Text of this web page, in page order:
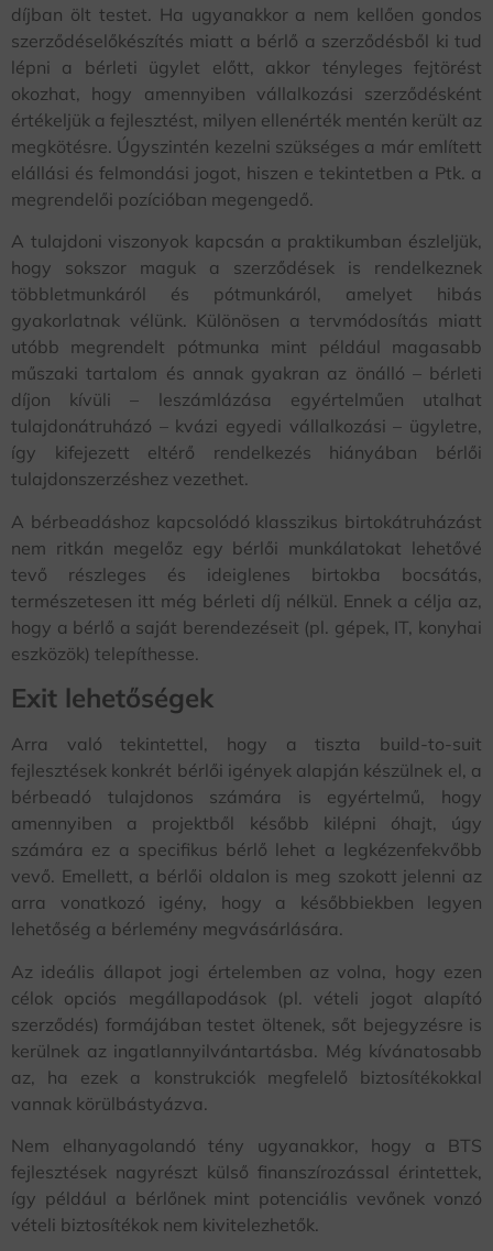
díjban ölt testet. Ha ugyanakkor a nem kellően gondos
szerződéselőkészítés miatt a bérlő a szerződésből ki tud
lépni a bérleti ügylet előtt, akkor tényleges fejtörést
okozhat, hogy amennyiben vállalkozási szerződésként
értékeljük a fejlesztést, milyen ellenérték mentén került az
megkötésre. Úgyszintén kezelni szükséges a már említett
elállási és felmondási jogot, hiszen e tekintetben a Ptk. a
megrendelői pozícióban megengedő.
A tulajdoni viszonyok kapcsán a praktikumban észleljük,
hogy sokszor maguk a szerződések is rendelkeznek
többletmunkáról és pótmunkáról, amelyet hibás
gyakorlatnak vélünk. Különösen a tervmódosítás miatt
utóbb megrendelt pótmunka mint például magasabb
műszaki tartalom és annak gyakran az önálló – bérleti
díjon kívüli – leszámlázása egyértelműen utalhat
tulajdonátruházó – kvázi egyedi vállalkozási – ügyletre,
így kifejezett eltérő rendelkezés hiányában bérlői
tulajdonszerzéshez vezethet.
A bérbeadáshoz kapcsolódó klasszikus birtokátruházást
nem ritkán megelőz egy bérlői munkálatokat lehetővé
tevő részleges és ideiglenes birtokba bocsátás,
természetesen itt még bérleti díj nélkül. Ennek a célja az,
hogy a bérlő a saját berendezéseit (pl. gépek, IT, konyhai
eszközök) telepíthesse.
Exit lehetőségek
Arra való tekintettel, hogy a tiszta build-to-suit
fejlesztések konkrét bérlői igények alapján készülnek el, a
bérbeadó tulajdonos számára is egyértelmű, hogy
amennyiben a projektből később kilépni óhajt, úgy
számára ez a specifikus bérlő lehet a legkézenfekvőbb
vevő. Emellett, a bérlői oldalon is meg szokott jelenni az
arra vonatkozó igény, hogy a későbbiekben legyen
lehetőség a bérlemény megvásárlására.
Az ideális állapot jogi értelemben az volna, hogy ezen
célok opciós megállapodások (pl. vételi jogot alapító
szerződés) formájában testet öltenek, sőt bejegyzésre is
kerülnek az ingatlannyilvántartásba. Még kívánatosabb
az, ha ezek a konstrukciók megfelelő biztosítékokkal
vannak körülbástyázva.
Nem elhanyagolandó tény ugyanakkor, hogy a BTS
fejlesztések nagyrészt külső finanszírozással érintettek,
így például a bérlőnek mint potenciális vevőnek vonzó
vételi biztosítékok nem kivitelezhetők.